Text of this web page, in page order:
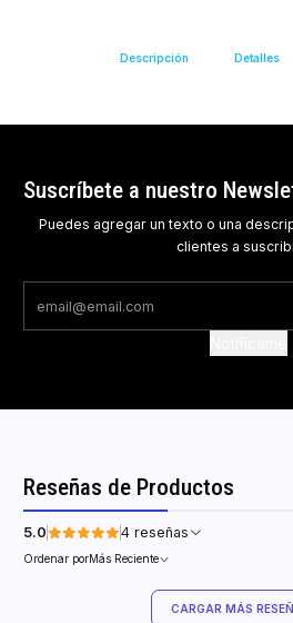
Descripción Detalles
Suscríbete a nuestro
Puedes agregar un texto o una
clientes a
Reseñas de Productos
5.0 4 reseñas
Ordenar porMás Reciente
CARGAR MÁS